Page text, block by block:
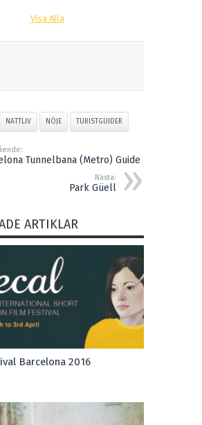
Visa Alla
NATTLIV NÖJE TURISTGUIDER
Tunnelbana (Metro) Guide
Nästa:
Park Güell
ARTIKLAR
Barcelona 2016